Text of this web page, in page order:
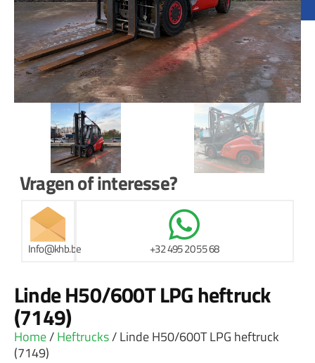
Vragen of interesse?
Info@khb.be +32 495 20 55 68
Linde H50/600T LPG heftruck
(7149)
Home/Heftrucks/ Linde H50/600T LPG heftruck
(7149)